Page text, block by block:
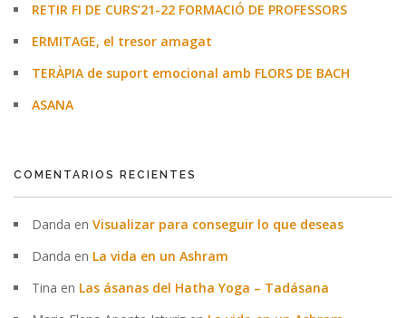
RETIR FI DE CURS’21-22 FORMACIÓ DE PROFESSORS
ERMITAGE, el tresor amagat
TERÀPIA de suport emocional amb FLORS DE BACH
ASANA
COMENTARIOS RECIENTES
Danda en Visualizar para conseguir lo que deseas
Danda en La vida en un Ashram
Tina en Las ásanas del Hatha Yoga – Tadásana